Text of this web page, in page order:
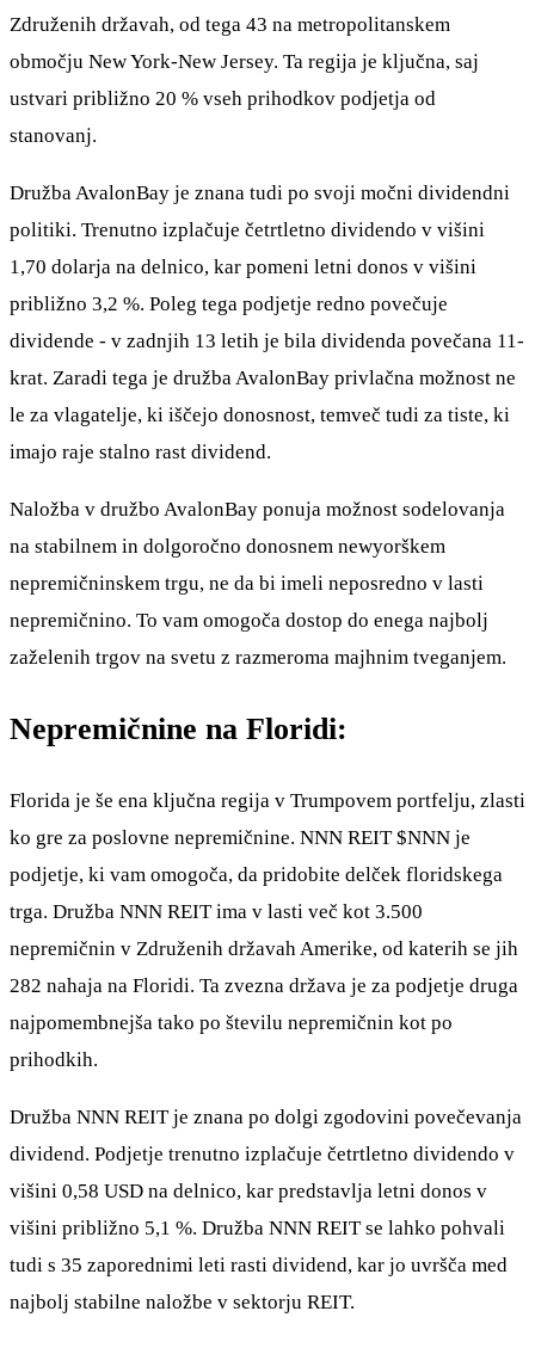
Združenih državah, od tega 43 na metropolitanskem
območju New York-New Jersey. Ta regija je ključna, saj
ustvari približno 20 % vseh prihodkov podjetja od
stanovanj.
Družba AvalonBay je znana tudi po svoji močni dividendni
politiki. Trenutno izplačuje četrtletno dividendo v višini
1,70 dolarja na delnico, kar pomeni letni donos v višini
približno 3,2 %. Poleg tega podjetje redno povečuje
dividende - v zadnjih 13 letih je bila dividenda povečana 11-
krat. Zaradi tega je družba AvalonBay privlačna možnost ne
le za vlagatelje, ki iščejo donosnost, temveč tudi za tiste, ki
imajo raje stalno rast dividend.
Naložba v družbo AvalonBay ponuja možnost sodelovanja
na stabilnem in dolgoročno donosnem newyorškem
nepremičninskem trgu, ne da bi imeli neposredno v lasti
nepremičnino. To vam omogoča dostop do enega najbolj
zaželenih trgov na svetu z razmeroma majhnim tveganjem.
Nepremičnine na Floridi:
Florida je še ena ključna regija v Trumpovem portfelju, zlasti
ko gre za poslovne nepremičnine. NNN REIT$NNN je
podjetje, ki vam omogoča, da pridobite delček floridskega
trga. Družba NNN REIT ima v lasti več kot 3.500
nepremičnin v Združenih državah Amerike, od katerih se jih
282 nahaja na Floridi. Ta zvezna država je za podjetje druga
najpomembnejša tako po številu nepremičnin kot po
prihodkih.
Družba NNN REIT je znana po dolgi zgodovini povečevanja
dividend. Podjetje trenutno izplačuje četrtletno dividendo v
višini 0,58 USD na delnico, kar predstavlja letni donos v
višini približno 5,1 %. Družba NNN REIT se lahko pohvali
tudi s 35 zaporednimi leti rasti dividend, kar jo uvršča med
najbolj stabilne naložbe v sektorju REIT.